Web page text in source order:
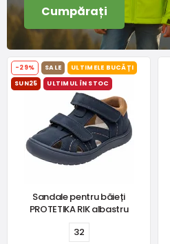
Cumpărați
-29% SALE
ULTIMELE BUCĂȚI
SUN25
ULTIMUL ÎN STOC
Sandale pentru băieți
PROTETIKA RIK albastru
32